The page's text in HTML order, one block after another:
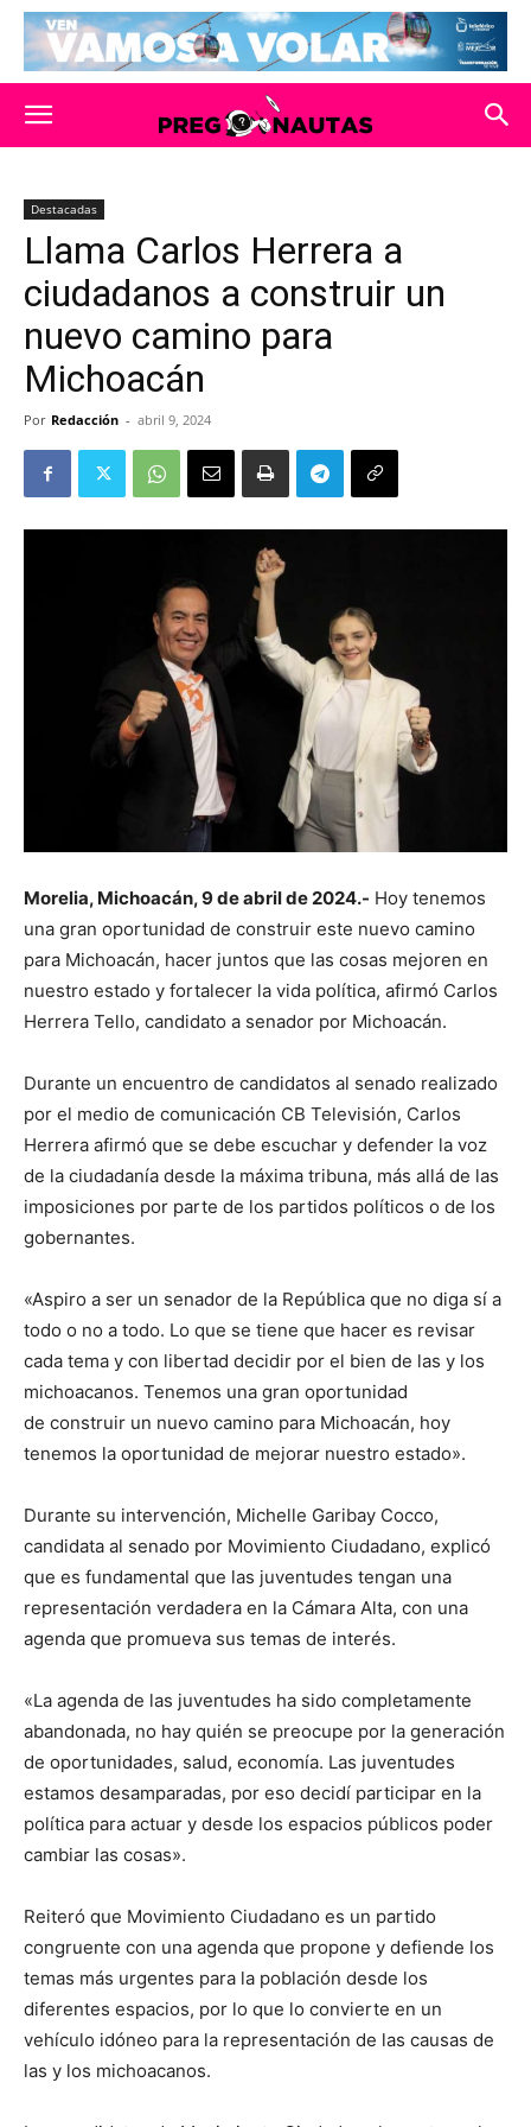
Destacadas
Llama Carlos Herrera a
ciudadanos a construir un
nuevo camino para
Michoacán
Por Redacción - abril 9, 2024
Morelia, Michoacán, 9 de abril de 2024.- Hoy tenemos
una gran oportunidad de construir este nuevo camino
para Michoacán, hacer juntos que las cosas mejoren en
nuestro estado y fortalecer la vida política, afirmó Carlos
Herrera Tello, candidato a senador por Michoacán.
Durante un encuentro de candidatos al senado realizado
por el medio de comunicación CB Televisión, Carlos
Herrera afirmó que se debe escuchar y defender la voz
de la ciudadanía desde la máxima tribuna, más allá de las
imposiciones por parte de los partidos políticos o de los
gobernantes.
«Aspiro a ser un senador de la República que no diga sí a
todo o no a todo. Lo que se tiene que hacer es revisar
cada tema y con libertad decidir por el bien de las y los
michoacanos. Tenemos una gran oportunidad
de construir un nuevo camino para Michoacán, hoy
tenemos la oportunidad de mejorar nuestro estado».
Durante su intervención, Michelle Garibay Cocco,
candidata al senado por Movimiento Ciudadano, explicó
que es fundamental que las juventudes tengan una
representación verdadera en la Cámara Alta, con una
agenda que promueva sus temas de interés.
«La agenda de las juventudes ha sido completamente
abandonada, no hay quién se preocupe por la generación
de oportunidades, salud, economía. Las juventudes
estamos desamparadas, por eso decidí participar en la
política para actuar y desde los espacios públicos poder
cambiar las cosas».
Reiteró que Movimiento Ciudadano es un partido
congruente con una agenda que propone y defiende los
temas más urgentes para la población desde los
diferentes espacios, por lo que lo convierte en un
vehículo idóneo para la representación de las causas de
las y los michoacanos.